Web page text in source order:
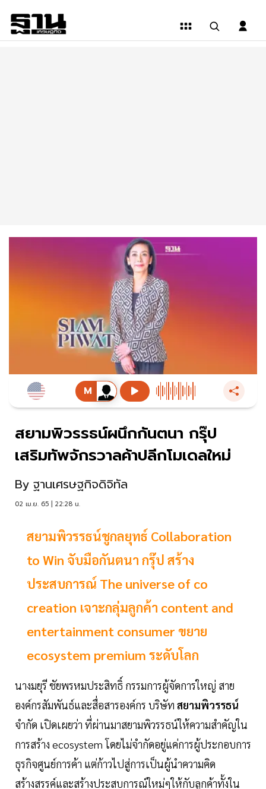
สยามพิวรรธน์ผนึกกันตนา กรุ๊ป
เสริมทัพจักรวาลค้าปลีกโมเดลใหม่
By ฐานเศรษฐกิจดิจิทัล
02 เม.ย. 65 | 22:28 น.
สยามพิวรรธน์ชูกลยุทธ์ Collaboration
to Win จับมือกันตนา กรุ๊ป สร้าง
ประสบการณ์ The universe of co
creation เจาะกลุ่มลูกค้า content and
entertainment consumer ขยาย
ecosystem premium ระดับโลก
นางมยุรี ชัยพรหมประสิทธิ์ กรรมการผู้จัดการใหญ่ สาย
องค์กรสัมพันธ์และสื่อสารองค์กร บริษัท สยามพิวรรธน์
จำกัด เปิดเผยว่า ที่ผ่านมาสยามพิวรรธน์ให้ความสำคัญใน
การสร้าง ecosystem โดยไม่จำกัดอยู่แค่การผู้ประกอบการ
ธุรกิจศูนย์การค้า แต่ก้าวไปสู่การเป็นผู้นำความคิด
สร้างสรรค์และสร้างประสบการณ์ใหม่ๆให้กับลูกค้าทั้งใน